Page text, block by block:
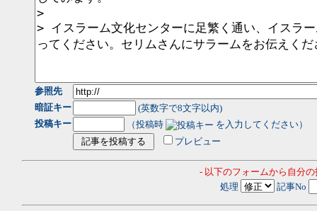
参照先
暗証キー
(英数字で8文字以内)
投稿キー
（投稿時
を入力してください）
プレビュー
- 以下のフォームから自分
処理
記事No